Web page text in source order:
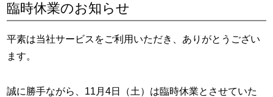
臨時休業のお知らせ
平素は当社サービスをご利用いただき、ありがとうござい
ます。
誠に勝手ながら、11月4日（土）は臨時休業とさせていた